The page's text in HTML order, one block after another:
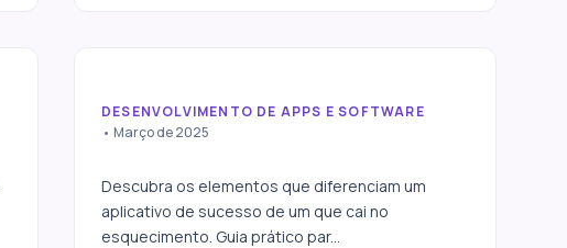
A Anatomia de um
DESENVOLVIMENTO DE APPS E SOFTWARE
• Março de 2025
Descubra os elementos que diferenciam um
aplicativo de sucesso de um que cai no
esquecimento. Guia prático par...